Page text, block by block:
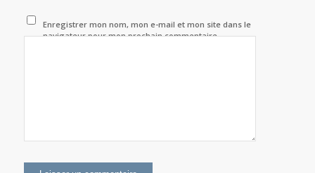
Enregistrer mon nom, mon e-mail et mon site dans le
navigateur pour mon prochain commentaire.